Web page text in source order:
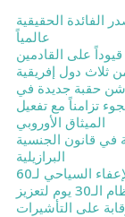
الفائدة الحقيقية
عالمياً
على القادمين
ثلاث دول إفريقية
حقبة جديدة في
تزامناً مع تفعيل
الميثاق الأوروبي
في قانون الجنسية
البرازيلية
تايلاند تُنهي الإعفاء السياحي لـ60
يوم وتعود إلى نظام الـ30 يوم لتعزيز
على التأشيرات